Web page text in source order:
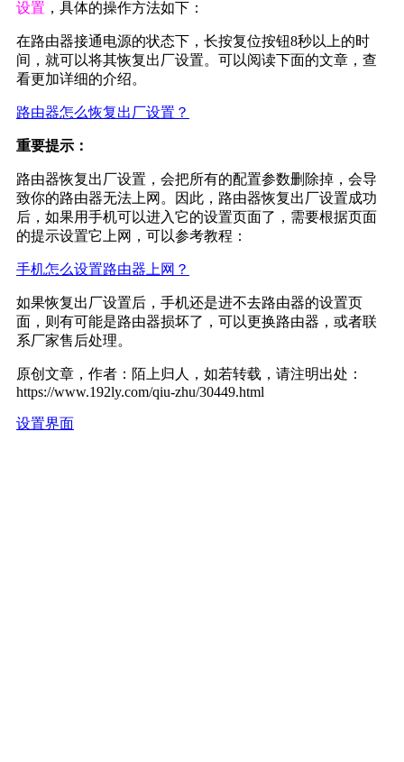
设置 ，具体的操作方法如下：
在路由器接通电源的状态下，长按复位按钮8秒以上的时
间，就可以将其恢复出厂设置。可以阅读下面的文章，查
看更加详细的介绍。
路由器怎么恢复出厂设置？
重要提示：
路由器恢复出厂设置，会把所有的配置参数删除掉，会导
致你的路由器无法上网。因此，路由器恢复出厂设置成功
后，如果用手机可以进入它的设置页面了，需要根据页面
的提示设置它上网，可以参考教程：
手机怎么设置路由器上网？
如果恢复出厂设置后，手机还是进不去路由器的设置页
面，则有可能是路由器损坏了，可以更换路由器，或者联
系厂家售后处理。
原创文章，作者：陌上归人，如若转载，请注明出处：
https://www.192ly.com/qiu-zhu/30449.html
设置界面